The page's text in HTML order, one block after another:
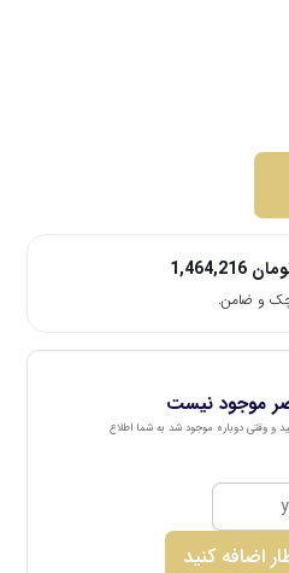
1,464,216
موجود نیست
و وقتی دوباره موجود شد به شما اطلاع
اضافه کنید